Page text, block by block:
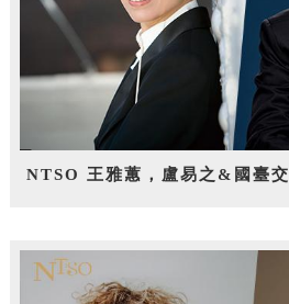
NTSO 王雅蕙，盧易之&國臺交